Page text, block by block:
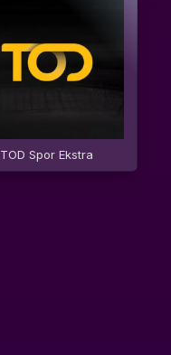
TOD Spor Ekstra